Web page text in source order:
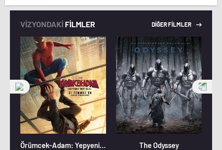
VİZYONDAKİ FİLMLER DİĞER FİLMLER
Örümcek-Adam: Yepyeni Bir Gün The Odyssey